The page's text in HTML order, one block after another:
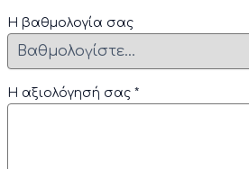
Η βαθμολογία σας
Η αξιολόγησή σας *